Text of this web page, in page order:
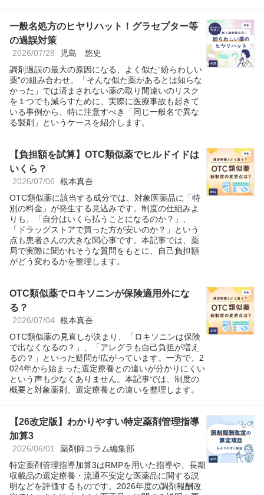
一般名処方のヒヤリハット！グラセプター等
の過誤対策
2026/07/28 児島 悠史
調剤過誤の最大の原因になる、よく似た“紛らわしい
薬”の組み合わせ。「そんな似た薬があるとは知らな
かった」では済まされない薬の取り間違いのリスク
を１つでも減らすために、実際に医療事故も起きて
いる事例から、特に注意すべき「同じ一般名で異な
る製剤」というケースを紹介します。
【負担額を試算】OTC類似薬でヒルドイドは
いくら？
2026/07/06 根本真吾
OTC類似薬に該当する成分では、対象医薬品に「特
別の料金」が発生する見込みです。制度の仕組みよ
りも、「自分はいくら払うことになるのか？」、
「ドラッグストアで買った方が安いのか？」という
点も患者さんの大きな関心事です。本記事では、薬
局で実際に聞かれそうな質問をもとに、自己負担額
がどう変わるかを整理します。
OTC類似薬でロキソニンが保険適用外にな
る？
2026/07/04 根本真吾
OTC類似薬の見直しが決まり、「ロキソニンは保険
で出なくなるの？」、「アレグラも自己負担が増え
るの？」といった疑問が広がっています。一方で、2
024年から始まった選定療養との違いが分かりにくい
という声も少なくありません。本記事では、制度の
概要と対象薬剤、選定療養との違いを整理します。
【26改定版】わかりやすい特定薬剤管理指導
加算3
2026/06/01 薬剤師コラム編集部
特定薬剤管理指導加算3はRMPを用いた指導や、長期
収載品の選定療養・流通不安定な医薬品に関する説
明などを評価するものです。2026年度の調剤報酬改